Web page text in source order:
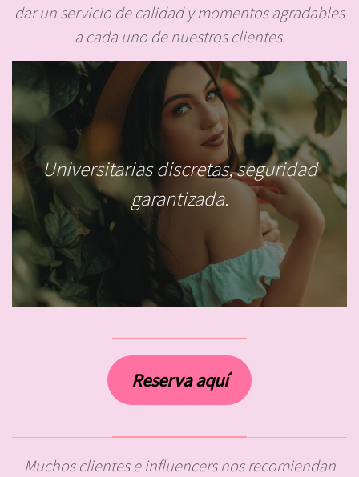
dar un servicio de calidad y momentos agradables
a cada uno de nuestros clientes.
Universitarias discretas, seguridad
garantizada.
Reserva aquí
Muchos clientes e influencers nos recomiendan